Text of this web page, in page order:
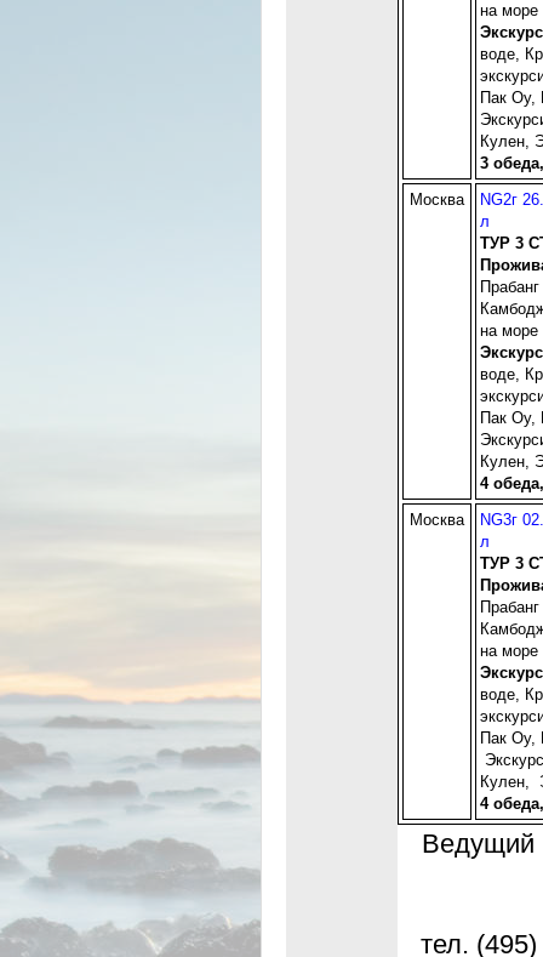
на море
воде,
Пак Оу,
Кулен,
3
Москва
NG2г
л
ТУР 3
на море
воде,
Пак Оу,
Кулен,
4
Москва
NG3г
л
ТУР 3
на море
воде,
Пак Оу,
Кулен,
4
Ведущий
тел.